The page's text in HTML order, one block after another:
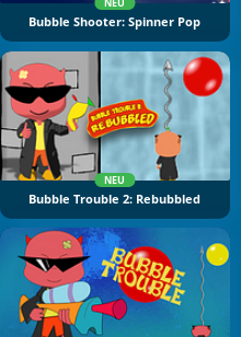
NEU
Bubble Shooter: Spinner Pop
NEU
Bubble Trouble 2: Rebubbled